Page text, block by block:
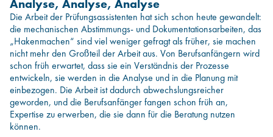
Analyse, Analyse, Analyse
Die Arbeit der Prüfungsassistenten hat sich schon heute gewandelt:
die mechanischen Abstimmungs- und Dokumentationsarbeiten, das
„Hakenmachen“ sind viel weniger gefragt als früher, sie machen
nicht mehr den Großteil der Arbeit aus. Von Berufsanfängern wird
schon früh erwartet, dass sie ein Verständnis der Prozesse
entwickeln, sie werden in die Analyse und in die Planung mit
einbezogen. Die Arbeit ist dadurch abwechslungsreicher
geworden, und die Berufsanfänger fangen schon früh an,
Expertise zu erwerben, die sie dann für die Beratung nutzen
können.